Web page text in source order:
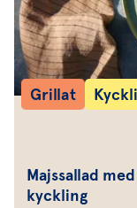
Grillat
Majssallad
kyckling